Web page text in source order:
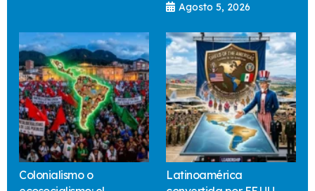
Agosto 5, 2026
Colonialismo o
Latinoamérica